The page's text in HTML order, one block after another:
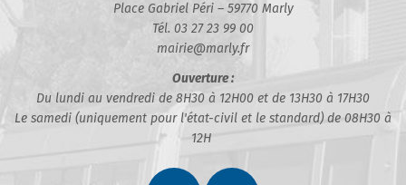
Place Gabriel Péri – 59770 Marly
Tél. 03 27 23 99 00
mairie@marly.fr
Ouverture :
Du lundi au vendredi de 8H30 à 12H00 et de 13H30 à 17H30
Le samedi (uniquement pour l'état-civil et le standard) de 08H30 à
12H